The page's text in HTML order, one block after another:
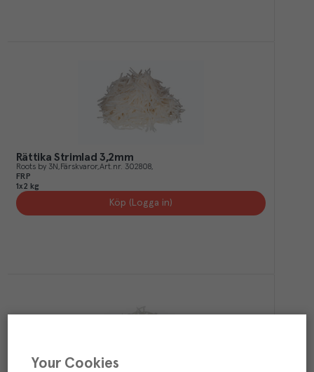
Rättika Strimlad 3,2mm
Roots by 3N Färskvaror Art.nr. 302808
FRP
1x2 kg
Köp (Logga in)
Your Cookies